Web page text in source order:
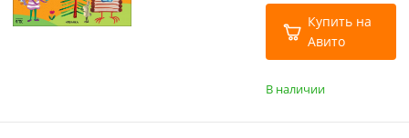
Купить на
Авито
В наличии